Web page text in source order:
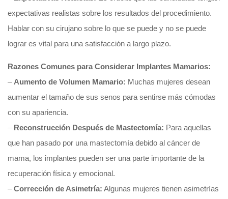
expectativas realistas sobre los resultados del procedimiento.
Hablar con su cirujano sobre lo que se puede y no se puede
lograr es vital para una satisfacción a largo plazo.
Razones Comunes para Considerar Implantes Mamarios:
– Aumento de Volumen Mamario: Muchas mujeres desean
aumentar el tamaño de sus senos para sentirse más cómodas
con su apariencia.
– Reconstrucción Después de Mastectomía: Para aquellas
que han pasado por una mastectomía debido al cáncer de
mama, los implantes pueden ser una parte importante de la
recuperación física y emocional.
–Corrección de Asimetría: Algunas mujeres tienen asimetrías